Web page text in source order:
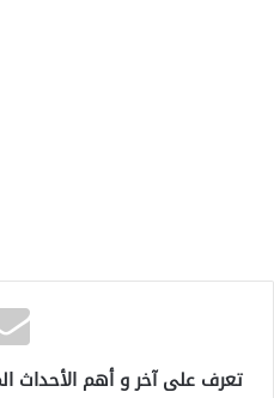
تعرف على آخر و أهم الأحداث